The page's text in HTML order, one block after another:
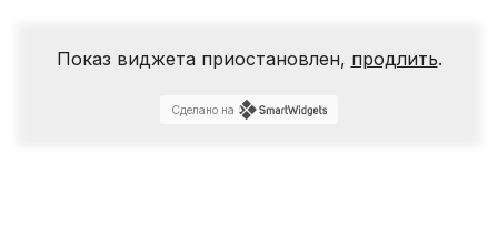
Показ виджета приостановлен, продлить.
Сделано на